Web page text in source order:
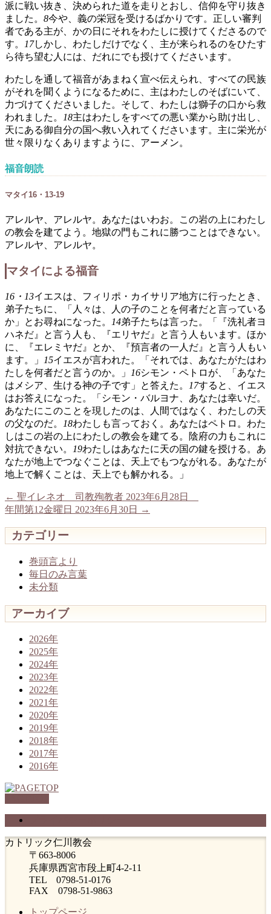
派に戦い抜き、決められた道を走りとおし、信仰を守り抜き
ました。 8今や、義の栄冠を受けるばかりです。正しい審判
者である主が、かの日にそれをわたしに授けてくださるので
す。 17しかし、わたしだけでなく、主が来られるのをひたす
ら待ち望む人には、だれにでも授けてくださいます。
わたしを通して福音があまねく宣べ伝えられ、すべての民族
がそれを聞くようになるために、主はわたしのそばにいて、
力づけてくださいました。そして、わたしは獅子の口から救
われました。 18主はわたしをすべての悪い業から助け出し、
天にある御自分の国へ救い入れてくださいます。主に栄光が
世々限りなくありますように、アーメン。
福音朗読
マタイ16・13-19
アレルヤ、アレルヤ。あなたはいわお。この岩の上にわたし
の教会を建てよう。地獄の門もこれに勝つことはできない。
アレルヤ、アレルヤ。
マタイによる福音
16・13イエスは、フィリポ・カイサリア地方に行ったとき、
弟子たちに、「人々は、人の子のことを何者だと言っている
か」とお尋ねになった。
14弟子たちは言った。「『洗礼者ヨ
ハネだ』と言う人も、『エリヤだ』と言う人もいます。ほか
に、『エレミヤだ』とか、『預言者の一人だ』と言う人もい
ます。」
15イエスが言われた。「それでは、あなたがたはわ
たしを何者だと言うのか。」
16シモン・ペトロが、「あなた
はメシア、生ける神の子です」と答えた。
17すると、イエス
はお答えになった。「シモン・バルヨナ、あなたは幸いだ。
あなたにこのことを現したのは、人間ではなく、わたしの天
の父なのだ。
18わたしも言っておく。あなたはペトロ。わた
しはこの岩の上にわたしの教会を建てる。陰府の力もこれに
対抗できない。
19わたしはあなたに天の国の鍵を授ける。あ
なたが地上でつなぐことは、天上でもつながれる。あなたが
地上で解くことは、天上でも解かれる。」
← 聖イレネオ 司教殉教者 2023年6月28日
年間第12金曜日 2023年6月30日
→
カテゴリー
巻頭言より
毎日のみ言葉
未分類
アーカイブ
2026年
2025年
2024年
2023年
2022年
2021年
2020年
2019年
2018年
2017年
2016年
カトリック仁川教会
〒663-8006
兵庫県西宮市段上町4-2-11
TEL 0798-51-0176
FAX 0798-51-9863